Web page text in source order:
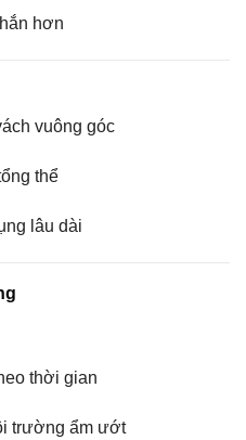
hơn
vuông góc
thể
lâu dài
thời gian
trường ẩm ướt